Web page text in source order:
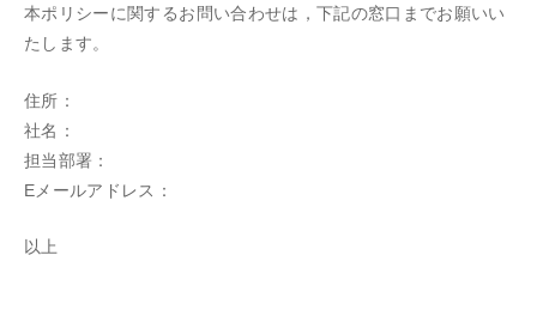
本ポリシーに関するお問い合わせは，下記の窓口までお願いい
たします。
住所：
社名：
担当部署：
Eメールアドレス：
以上